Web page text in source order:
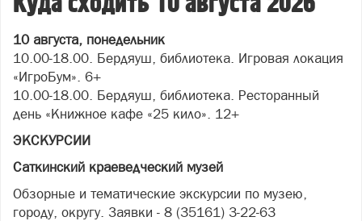
10 августа, понедельник
10.00-18.00. Бердяуш, библиотека. Игровая локация
«ИгроБум». 6+
10.00-18.00. Бердяуш, библиотека. Ресторанный
день «Книжное кафе «25 кило». 12+
ЭКСКУРСИИ
Саткинский краеведческий музей
Обзорные и тематические экскурсии по музею,
городу, округу. Заявки - 8 (35161) 3-22-63